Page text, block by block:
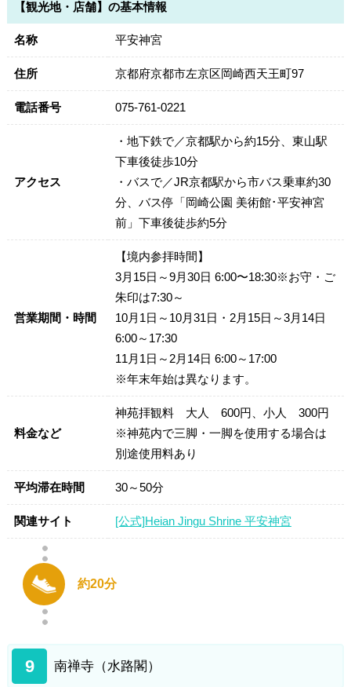
【観光地・店舗】の基本情報
名称 平安神宮
住所 京都府京都市左京区岡崎西天王町97
電話番号 075-761-0221
アクセス
・地下鉄で／京都駅から約15分、東山駅
下車後徒歩10分
・バスで／JR京都駅から市バス乗車約30
分、バス停「岡崎公園 美術館･平安神宮
前」下車後徒歩約5分
営業期間・時間
【境内参拝時間】
3月15日～9月30日 6:00〜18:30※お守・ご
朱印は7:30～
10月1日～10月31日・2月15日～3月14日
6:00～17:30
11月1日～2月14日 6:00～17:00
※年末年始は異なります。
料金など
神苑拝観料 大人 600円、小人 300円
※神苑内で三脚・一脚を使用する場合は
別途使用料あり
平均滞在時間 30～50分
関連サイト [公式]Heian Jingu Shrine 平安神宮
約20分
9 南禅寺（水路閣）